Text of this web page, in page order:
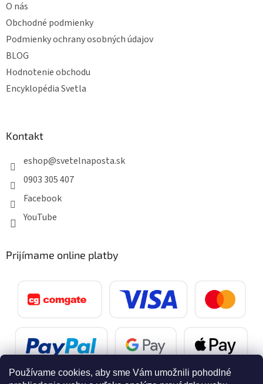
Používame cookies, aby sme Vám umožnili pohodlné
O nás
Obchodné podmienky
Podmienky ochrany osobných údajov
BLOG
Hodnotenie obchodu
Encyklopédia Svetla
Kontakt
eshop@svetelnaposta.sk
0903 305 407
Facebook
YouTube
Prijímame online platby